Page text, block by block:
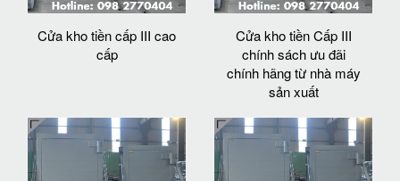
Cửa kho tiền cấp III cao
cấp
Cửa kho tiền Cấp III
chính sách ưu đãi
chính hãng từ nhà máy
sản xuất